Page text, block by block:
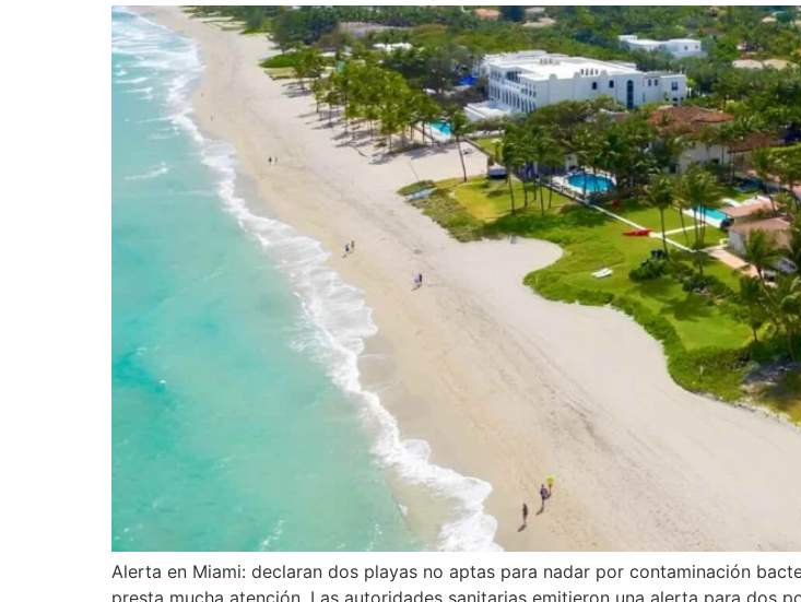
Alerta en Miami: declaran dos playas no aptas para nadar por contaminación
presta mucha atención. Las autoridades sanitarias emitieron una alerta para dos